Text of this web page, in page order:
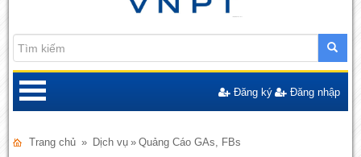
Đăng ký Đăng nhập
Trang chủ » Dịch vụ » Quảng Cáo GAs, FBs